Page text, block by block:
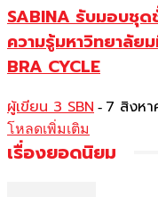
SABINA รับมอบชุด
ความรู้มหาวิทยาลัย
BRA CYCLE
ผู้เขียน 3 SBN - 7 สิงห
โหลดเพิ่มเติม
เรื่องยอดนิยม